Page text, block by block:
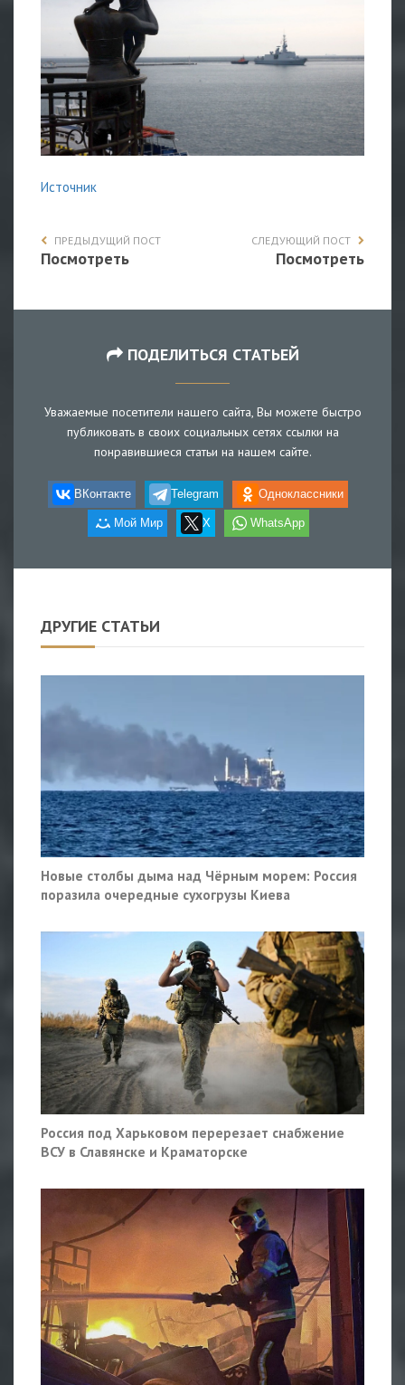
Источник
ПРЕДЫДУЩИЙ ПОСТ
Посмотреть
СЛЕДУЮЩИЙ ПОСТ
Посмотреть
ПОДЕЛИТЬСЯ СТАТЬЕЙ
Уважаемые посетители нашего сайта, Вы можете быстро
публиковать в своих социальных сетях ссылки на
понравившиеся статьи на нашем сайте.
ВКонтакте Telegram Одноклассники
Мой Мир X WhatsApp
ДРУГИЕ СТАТЬИ
Новые столбы дыма над Чёрным морем: Россия
поразила очередные сухогрузы Киева
Россия под Харьковом перерезает снабжение
ВСУ в Славянске и Краматорске